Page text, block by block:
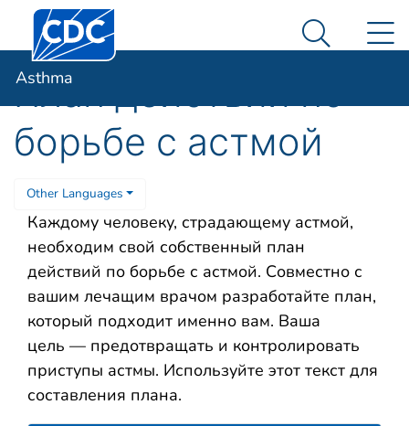
An official website of the United States government
Here's how you know
Centers for Disease Control and Prevention. CDC
Search
Asthma
План действий по
борьбе с астмой
Other Languages
Каждому человеку, страдающему астмой,
необходим свой собственный план
действий по борьбе с астмой. Совместно с
вашим лечащим врачом разработайте план,
который подходит именно вам. Ваша
цель — предотвращать и контролировать
приступы астмы. Используйте этот текст для
составления плана.